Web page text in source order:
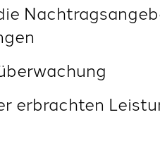
erbrachten